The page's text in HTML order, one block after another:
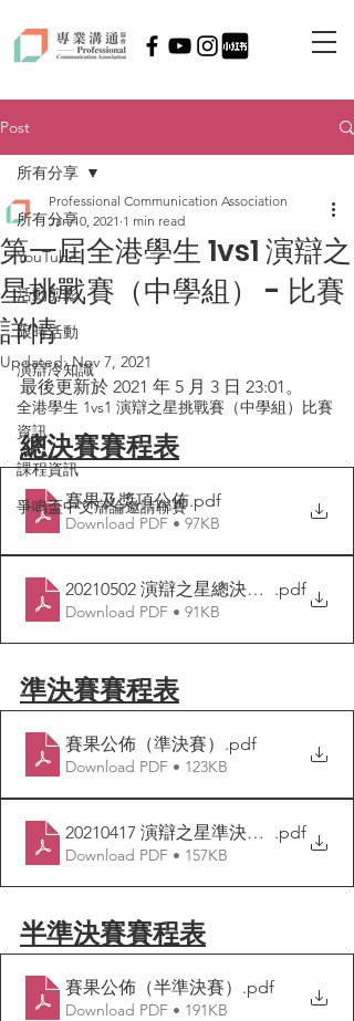
Post
所有分享
YouTube
活動剪影
限時活動
演辯冷知識
全港學生 1vs1 演辯之星挑戰賽（中學組）比賽
資訊
課程資訊
爭鳴盃中文辯論邀請聯賽
所有分享
第一屆全港學生 1vs1 演辯之
星挑戰賽（中學組） - 比賽
詳情
Professional Communication Association
Jan 10, 2021 1 min read
Updated:Nov 7, 2021
最後更新於 2021 年 5 月 3 日 23:01。
總決賽賽程表
賽果及獎項公佈.pdf
Download PDF • 97KB
20210502 演辯之星總決賽對賽表
.pdf
Download PDF • 91KB
準決賽賽程表
賽果公佈（準決賽） .pdf
Download PDF • 123KB
20210417 演辯之星準決賽對賽表
.pdf
Download PDF • 157KB
半準決賽賽程表
賽果公佈（半準決賽） .pdf
Download PDF • 191KB